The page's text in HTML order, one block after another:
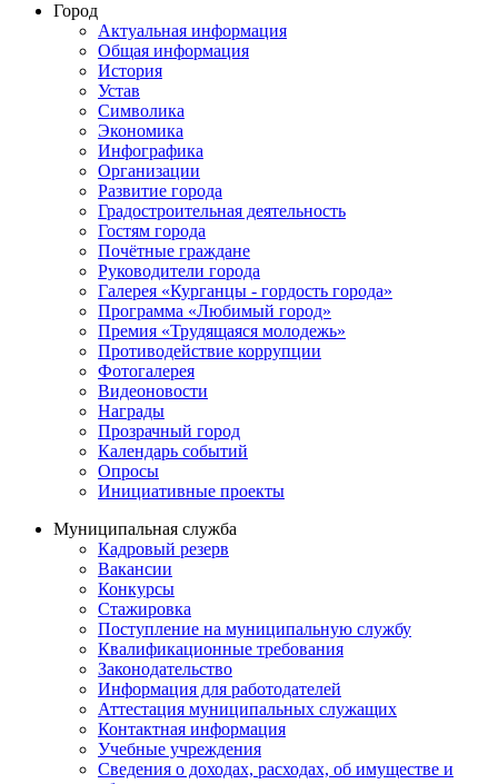
Город
Актуальная информация
Общая информация
История
Устав
Символика
Экономика
Инфографика
Организации
Развитие города
Градостроительная деятельность
Гостям города
Почётные граждане
Руководители города
Галерея «Курганцы - гордость города»
Программа «Любимый город»
Премия «Трудящаяся молодежь»
Противодействие коррупции
Фотогалерея
Видеоновости
Награды
Прозрачный город
Календарь событий
Опросы
Инициативные проекты
Муниципальная служба
Кадровый резерв
Вакансии
Конкурсы
Стажировка
Поступление на муниципальную службу
Квалификационные требования
Законодательство
Информация для работодателей
Аттестация муниципальных служащих
Контактная информация
Учебные учреждения
Сведения о доходах, расходах, об имуществе и